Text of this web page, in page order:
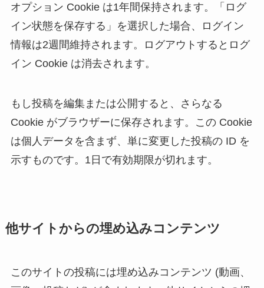
オプション Cookie は1年間保持されます。「ログ
イン状態を保存する」を選択した場合、ログイン
情報は2週間維持されます。ログアウトするとログ
イン Cookie は消去されます。
もし投稿を編集または公開すると、さらなる
Cookie がブラウザーに保存されます。この Cookie
は個人データを含まず、単に変更した投稿の ID を
示すものです。1日で有効期限が切れます。
他サイトからの埋め込みコンテンツ
このサイトの投稿には埋め込みコンテンツ (動画、